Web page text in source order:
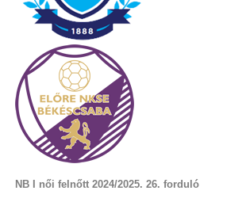
NB I női felnőtt 2024/2025. 26. forduló